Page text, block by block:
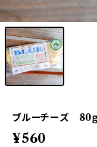
ブルーチーズ 80ｇ
¥560